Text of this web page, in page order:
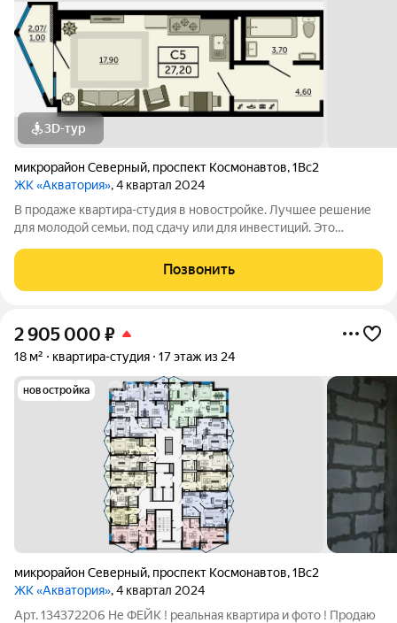
3D-тур
микрорайон Северный, проспект Космонавтов,1Вс2
ЖК «Акватория», 4 квартал 2024
В продаже квартира-студия в новостройке. Лучшее решение
для молодой семьи, под сдачу или для инвестиций. Это
прихожей. Благодаря продуманному зонированию при входе
достаточно места для кухонной зоны
Позвонить
2 905 000 ₽
18 м² квартира-студия 17 этаж из 24
новостройка
микрорайон Северный, проспект Космонавтов,1Вс2
ЖК «Акватория», 4 квартал 2024
Арт. 134372206 Не ФЕЙК ! реальная квартира и фото ! Продаю